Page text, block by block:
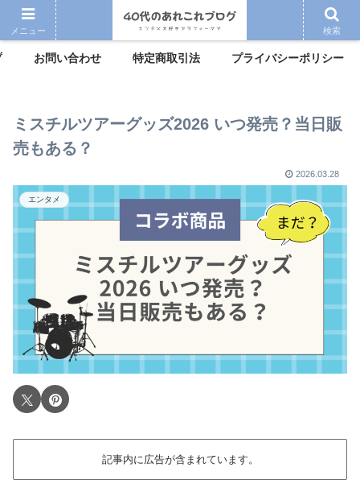
お問い合わせ 特定商取引法 プライバシーポリシー
ミスチルツアーグッズ2026 いつ発売？当日販
売もある？
2026.03.28
エンタメ
記事内に広告が含まれています。
メニュー 検索